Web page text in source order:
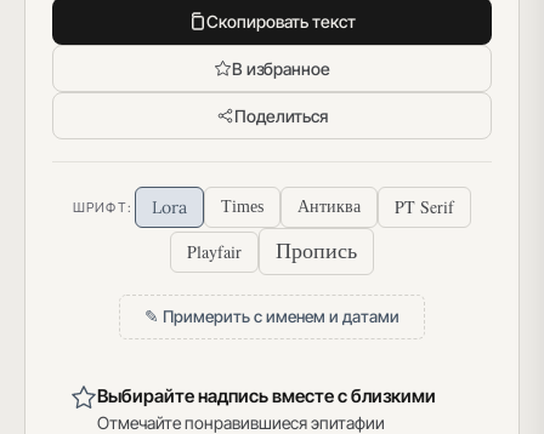
Скопировать текст
В избранное
Поделиться
ШРИФТ: Lora Times Антиква
PT Serif
Playfair
Пропись
✎ Примерить с именем и датами
Выбирайте надпись вместе с близкими
Отмечайте понравившиеся эпитафии